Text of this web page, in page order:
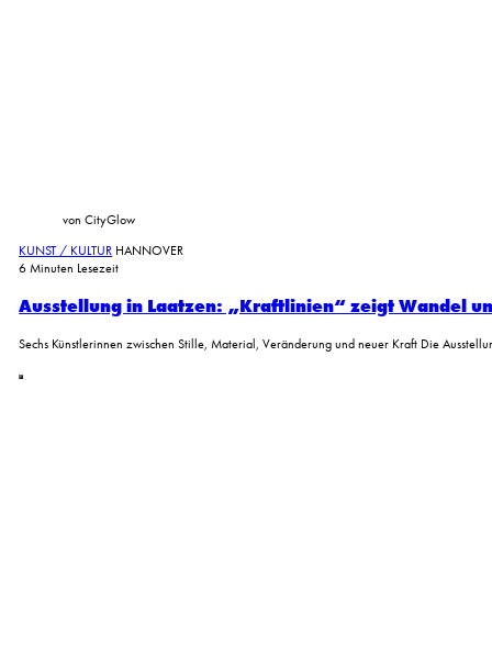
von CityGlow
KUNST / KULTUR HANNOVER
6 Minuten Lesezeit
Ausstellung in Laatzen: „Kraftlinien“ zeigt Wandel
Sechs Künstlerinnen zwischen Stille, Material, Veränderung und neuer Kraft Die